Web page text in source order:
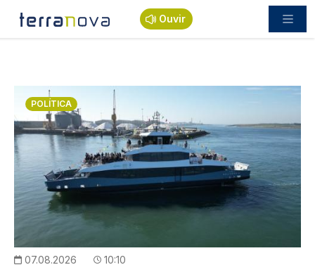
Passar para o conteúdo principal
Ouvir
Imagem
POLÍTICA
07.08.2026 10:10